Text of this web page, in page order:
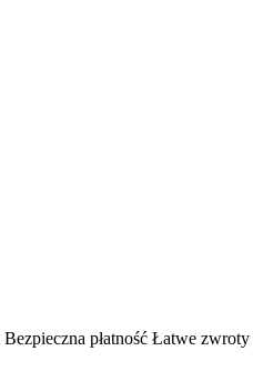
Bezpieczna płatność Łatwe zwroty